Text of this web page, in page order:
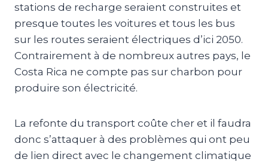
stations de recharge seraient construites et
presque toutes les voitures et tous les bus
sur les routes seraient électriques d’ici 2050.
Contrairement à de nombreux autres pays, le
Costa Rica ne compte pas sur charbon pour
produire son électricité.
La refonte du transport coûte cher et il faudra
donc s’attaquer à des problèmes qui ont peu
de lien direct avec le changement climatique